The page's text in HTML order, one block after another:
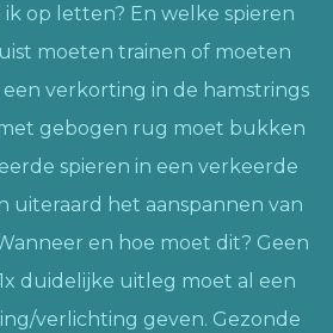
op letten? En welke spieren
moeten trainen of moeten
verkorting in de hamstrings
gebogen rug moet bukken
spieren in een verkeerde
uiteraard het aanspannen van
en hoe moet dit? Geen
duidelijke uitleg moet al een
verlichting geven. Gezonde